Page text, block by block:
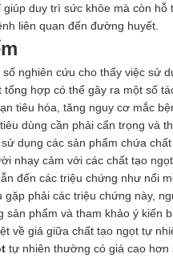
duy trì sức khỏe mà còn hỗ
liên quan đến đường huyết.
nghiên cứu cho thấy việc sử
tổng hợp có thể gây ra một số
tiêu hóa, tăng nguy cơ mắc
dùng cần phải cẩn trọng và
dụng các sản phẩm chứa chất
nhạy cảm với các chất tạo
đến các triệu chứng như nổi
gặp phải các triệu chứng này,
sản phẩm và tham khảo ý kiến
về giá giữa chất tạo ngọt tự
tự nhiên thường có giá cao hơn